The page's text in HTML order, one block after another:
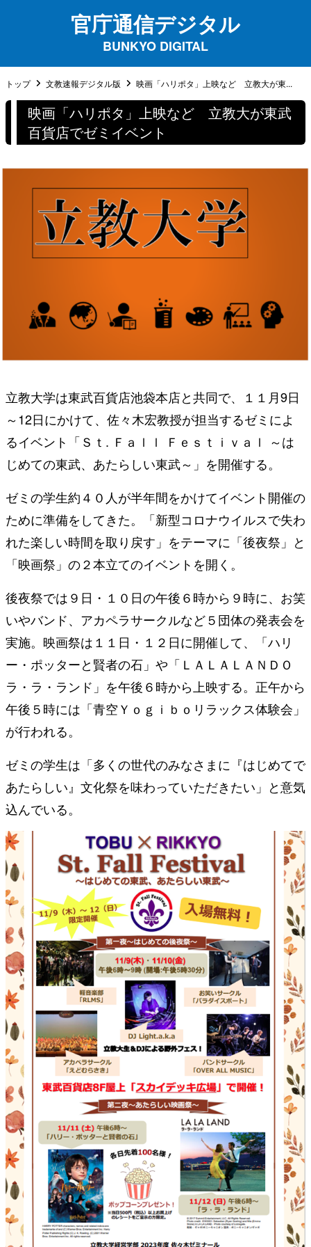
官庁通信デジタル
BUNKYO DIGITAL
トップ 文教速報デジタル版 映画「ハリポタ」上映など 立教大が東...
映画「ハリポタ」上映など 立教大が東武
百貨店でゼミイベント
立教大学は東武百貨店池袋本店と共同で、１１月9日
～12日にかけて、佐々木宏教授が担当するゼミによ
るイベント「Ｓｔ. Ｆａｌｌ Ｆｅｓｔｉｖａｌ ～は
じめての東武、あたらしい東武～」を開催する。
ゼミの学生約４０人が半年間をかけてイベント開催の
ために準備をしてきた。「新型コロナウイルスで失わ
れた楽しい時間を取り戻す」をテーマに「後夜祭」と
「映画祭」の２本立てのイベントを開く。
後夜祭では９日・１０日の午後６時から９時に、お笑
いやバンド、アカペラサークルなど５団体の発表会を
実施。映画祭は１１日・１２日に開催して、「ハリ
ー・ポッターと賢者の石」や「ＬＡＬＡＬＡＮＤＯ
ラ・ラ・ランド」を午後６時から上映する。正午から
午後５時には「青空Ｙｏｇｉｂｏリラックス体験会」
が行われる。
ゼミの学生は「多くの世代のみなさまに『はじめてで
あたらしい』文化祭を味わっていただきたい」と意気
込んでいる。